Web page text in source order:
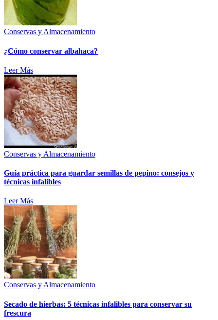
Conservas y Almacenamiento
¿Cómo conservar albahaca?
Leer Más
Conservas y Almacenamiento
Guía práctica para guardar semillas de pepino: consejos y
técnicas infalibles
Leer Más
Conservas y Almacenamiento
Secado de hierbas: 5 técnicas infalibles para conservar su
frescura